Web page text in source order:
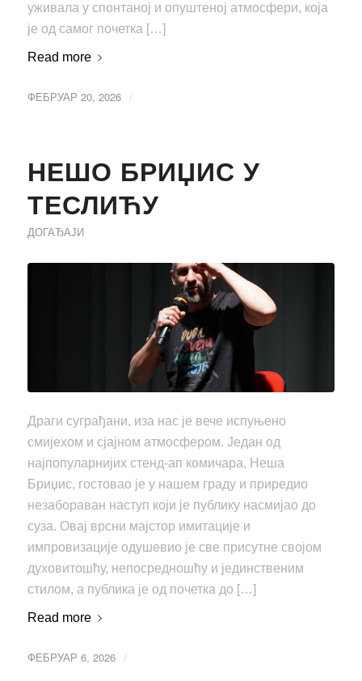
уживала у спонтаној и опуштеној атмосфери, која
је од самог почетка […]
Read more
ФЕБРУАР 20, 2026 /
НЕШО БРИЏИС У
ТЕСЛИЋУ
ДОГАЂАЈИ
Драги суграђани, иза нас је вече испуњено
смијехом и сјајном атмосфером. Један од
најпопуларнијих стенд-ап комичара, Неша
Бриџис, гостовао је у нашем граду и приредио
незабораван наступ који је публику насмијао до
суза. Овај врсни мајстор имитације и
импровизације одушевио је све присутне својом
духовитошћу, непосредношћу и јединственим
стилом, а публика је од почетка до […]
Read more
ФЕБРУАР 6, 2026 /